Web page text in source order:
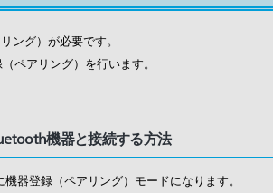
ング）が必要です。
ペアリング）を行います。
機器と接続する方法
器登録（ペアリング）モードになります。